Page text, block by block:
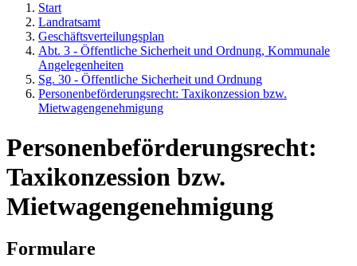
Start
Landratsamt
Geschäftsverteilungsplan
Abt. 3 - Öffentliche Sicherheit und Ordnung, Kommunale
Angelegenheiten
Sg. 30 - Öffentliche Sicherheit und Ordnung
Personenbeförderungsrecht: Taxikonzession bzw.
Mietwagengenehmigung
Personenbeförderungsrecht:
Taxikonzession bzw.
Mietwagengenehmigung
Formulare